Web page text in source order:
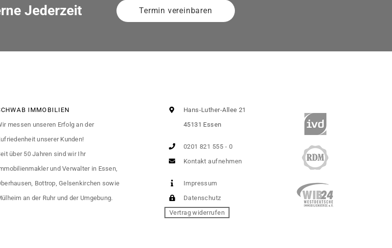
Jederzeit Termin vereinbaren
IMMOBILIEN
messen unseren Erfolg an der
unserer Kunden!
über 50 Jahren sind wir Ihr
und Verwalter in Essen,
Bottrop, Gelsenkirchen sowie
an der Ruhr und der Umgebung.
Hans-Luther-Allee 21
45131 Essen
0201 821 555 - 0
Kontakt aufnehmen
Impressum
Datenschutz
Vertrag widerrufen